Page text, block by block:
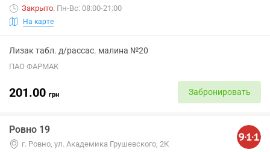
Закрыто. Пн-Вс: 08:00-21:00
На карте
Лизак табл. д/рассас. малина №20
ПАО ФАРМАК
201.00 грн Забронировать
Ровно 19
г. Ровно, ул. Академика Грушевского, 2К